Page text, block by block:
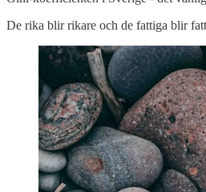
De rika blir rikare och de fattiga blir